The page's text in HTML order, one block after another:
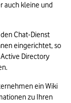
auch kleine und
eingerichtet, so
Directory
ein Wiki
zu Ihren